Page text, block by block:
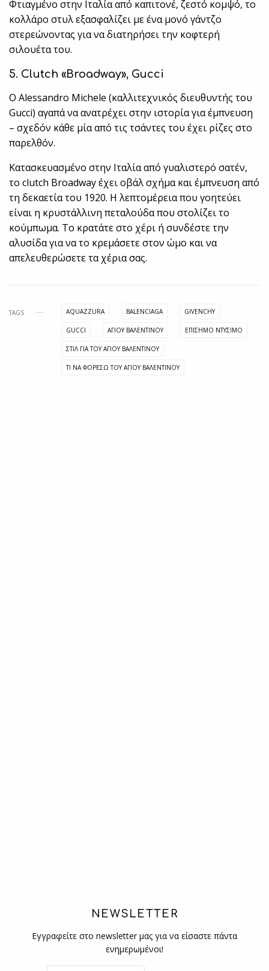
Φτιαγμένο στην Ιταλία από καπιτονέ, ζεστό κομψό, το
κολλάρο στυλ εξασφαλίζει με ένα μονό γάντζο
στερεώνοντας για να διατηρήσει την κοφτερή
σιλουέτα του.
5. Clutch «Broadway», Gucci
Ο Alessandro Michele (καλλιτεχνικός διευθυντής του
Gucci) αγαπά να ανατρέχει στην ιστορία για έμπνευση
– σχεδόν κάθε μία από τις τσάντες του έχει ρίζες στο
παρελθόν.
Κατασκευασμένο στην Ιταλία από γυαλιστερό σατέν,
το clutch Broadway έχει οβάλ σχήμα και έμπνευση από
τη δεκαετία του 1920. Η λεπτομέρεια που γοητεύει
είναι η κρυστάλλινη πεταλούδα που στολίζει το
κούμπωμα. Το κρατάτε στο χέρι ή συνδέστε την
αλυσίδα για να το κρεμάσετε στον ώμο και να
απελευθερώσετε τα χέρια σας.
TAGS AQUAZZURA BALENCIAGA GIVENCHY
GUCCI ΑΓΊΟΥ ΒΑΛΕΝΤΊΝΟΥ ΕΠΙΣΗΜΟ ΝΤΥΣΙΜΟ
ΣΤΙΛ ΓΙΑ ΤΟΥ ΑΓΙΟΥ ΒΑΛΕΝΤΙΝΟΥ
ΤΙ ΝΑ ΦΟΡΈΣΩ ΤΟΥ ΑΓΊΟΥ ΒΑΛΕΝΤΊΝΟΥ
NEWSLETTER
Εγγραφείτε στο newsletter μας για να είσαστε πάντα
ενημερωμένοι!